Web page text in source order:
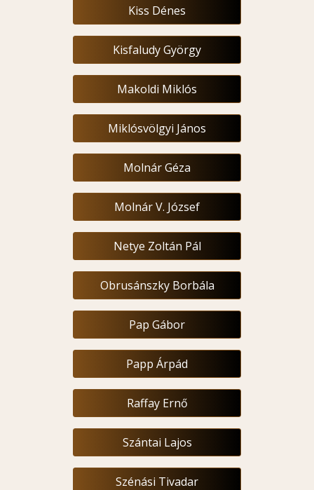
Kiss Dénes
Kisfaludy György
Makoldi Miklós
Miklósvölgyi János
Molnár Géza
Molnár V. József
Netye Zoltán Pál
Obrusánszky Borbála
Pap Gábor
Papp Árpád
Raffay Ernő
Szántai Lajos
Szénási Tivadar